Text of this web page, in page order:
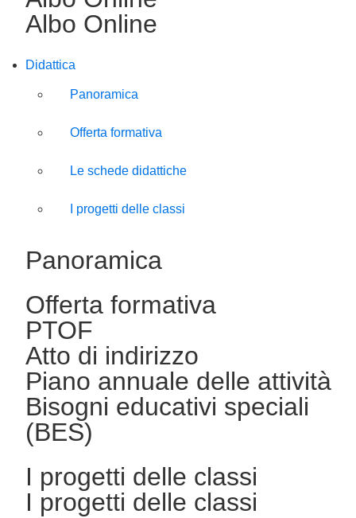
Albo Online
Didattica
Panoramica
Offerta formativa
Le schede didattiche
I progetti delle classi
Panoramica
Offerta formativa
PTOF
Atto di indirizzo
Piano annuale delle attività
Bisogni educativi speciali
(BES)
I progetti delle classi
I progetti delle classi